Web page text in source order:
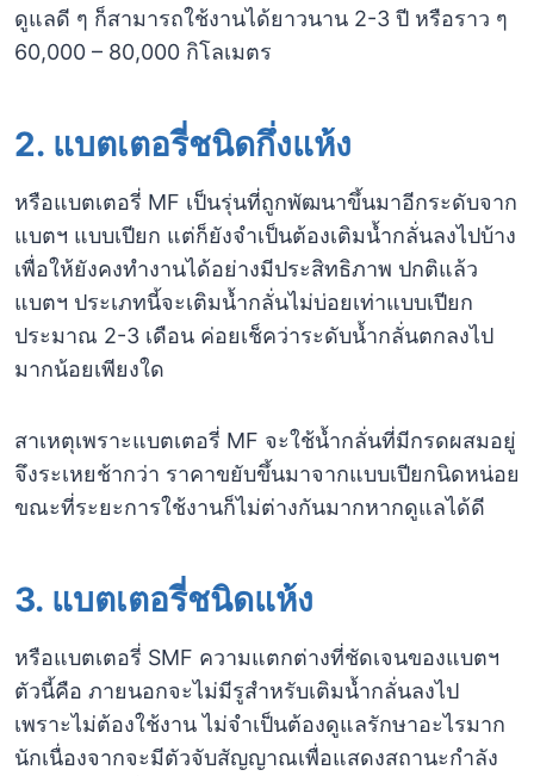
ดูแลดี ๆ ก็สามารถใช้งานได้ยาวนาน 2-3 ปี หรือราว ๆ
60,000 – 80,000 กิโลเมตร
2. แบตเตอรี่ชนิดกึ่งแห้ง
หรือแบตเตอรี่ MF เป็นรุ่นที่ถูกพัฒนาขึ้นมาอีกระดับจาก
แบตฯ แบบเปียก แต่ก็ยังจำเป็นต้องเติมน้ำกลั่นลงไปบ้าง
เพื่อให้ยังคงทำงานได้อย่างมีประสิทธิภาพ ปกติแล้ว
แบตฯ ประเภทนี้จะเติมน้ำกลั่นไม่บ่อยเท่าแบบเปียก
ประมาณ 2-3 เดือน ค่อยเช็คว่าระดับน้ำกลั่นตกลงไป
มากน้อยเพียงใด
สาเหตุเพราะแบตเตอรี่ MF จะใช้น้ำกลั่นที่มีกรดผสมอยู่
จึงระเหยช้ากว่า ราคาขยับขึ้นมาจากแบบเปียกนิดหน่อย
ขณะที่ระยะการใช้งานก็ไม่ต่างกันมากหากดูแลได้ดี
3. แบตเตอรี่ชนิดแห้ง
หรือแบตเตอรี่ SMF ความแตกต่างที่ชัดเจนของแบตฯ
ตัวนี้คือ ภายนอกจะไม่มีรูสำหรับเติมน้ำกลั่นลงไป
เพราะไม่ต้องใช้งาน ไม่จำเป็นต้องดูแลรักษาอะไรมาก
นักเนื่องจากจะมีตัวจับสัญญาณเพื่อแสดงสถานะกำลัง